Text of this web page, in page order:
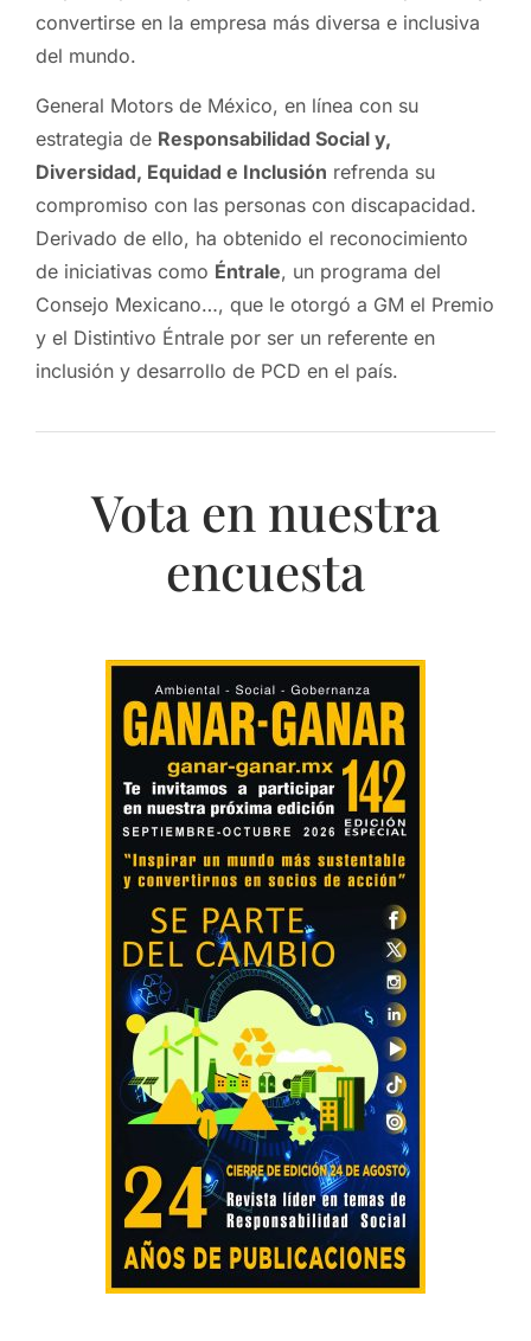
convertirse en la empresa más diversa e inclusiva
del mundo.
General Motors de México, en línea con su
estrategia de Responsabilidad Social y,
Diversidad, Equidad e Inclusión refrenda su
compromiso con las personas con discapacidad.
Derivado de ello, ha obtenido el reconocimiento
de iniciativas como Éntrale, un programa del
Consejo Mexicano…, que le otorgó a GM el Premio
y el Distintivo Éntrale por ser un referente en
inclusión y desarrollo de PCD en el país.
Vota en nuestra
encuesta